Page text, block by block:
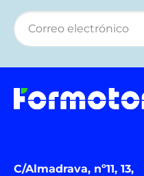
C/Almadrava, nº11, 13,